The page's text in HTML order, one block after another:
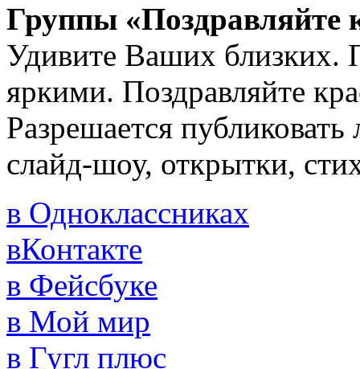
Группы «Поздравляйте
Удивите Ваших близких.
яркими. Поздравляйте
Разрешается
слайд-шоу, открытки,
в Одноклассниках
вКонтакте
в Фейсбуке
в Мой мир
в Гугл плюс